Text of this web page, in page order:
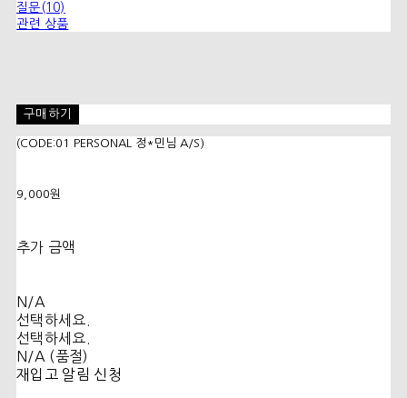
질문(10)
관련 상품
구매하기
(CODE:01 PERSONAL 정*민님 A/S)
9,000원
추가 금액
N/A
선택하세요.
선택하세요.
N/A (품절)
재입고 알림 신청